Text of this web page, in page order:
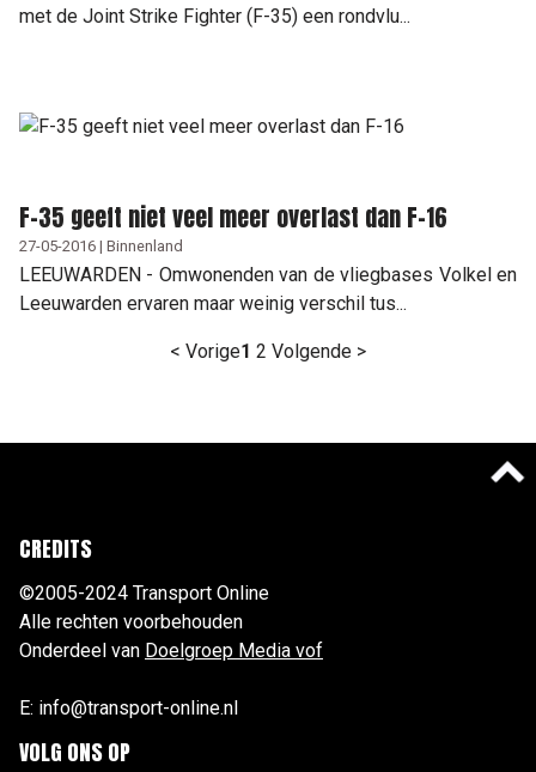
met de Joint Strike Fighter (F-35) een rondvlu...
F-35 geeft niet veel meer overlast dan F-16
27-05-2016 | Binnenland
LEEUWARDEN - Omwonenden van de vliegbases Volkel en
Leeuwarden ervaren maar weinig verschil tus...
< Vorige1 2 Volgende >
CREDITS
©2005-2024 Transport Online
Alle rechten voorbehouden
Onderdeel van Doelgroep Media vof
E: info@transport-online.nl
VOLG ONS OP